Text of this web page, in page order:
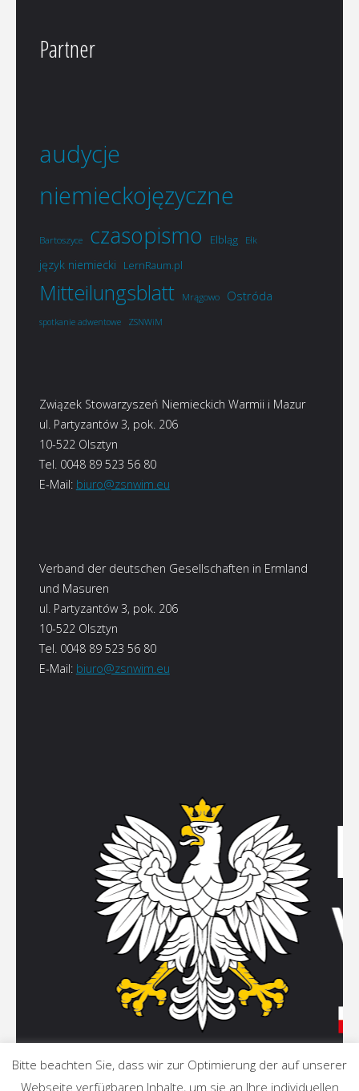
Partner
audycje
niemieckojęzyczne
Bartoszyce czasopismo Elbląg Ełk
język niemiecki LernRaum.pl
Mitteilungsblatt Mrągowo Ostróda
spotkanie adwentowe ZSNWiM
Związek Stowarzyszeń Niemieckich Warmii i Mazur
ul. Partyzantów 3, pok. 206
10-522 Olsztyn
Tel. 0048 89 523 56 80
E-Mail: biuro@zsnwim.eu
Verband der deutschen Gesellschaften in Ermland
und Masuren
ul. Partyzantów 3, pok. 206
10-522 Olsztyn
Tel. 0048 89 523 56 80
E-Mail: biuro@zsnwim.eu
Bitte beachten Sie, dass wir zur Optimierung der auf unserer
Webseite verfügbaren Inhalte, um sie an Ihre individuellen